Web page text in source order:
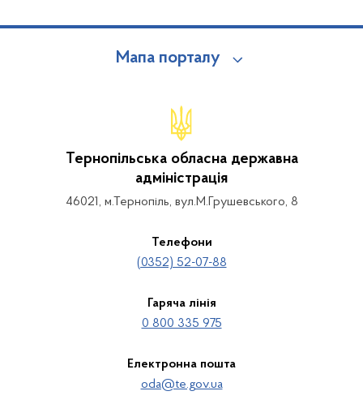
Мапа порталу
Тернопільська обласна державна
адміністрація
46021, м.Тернопіль, вул.М.Грушевського, 8
Телефони
(0352) 52-07-88
Гаряча лінія
0 800 335 975
Електронна пошта
oda@te.gov.ua